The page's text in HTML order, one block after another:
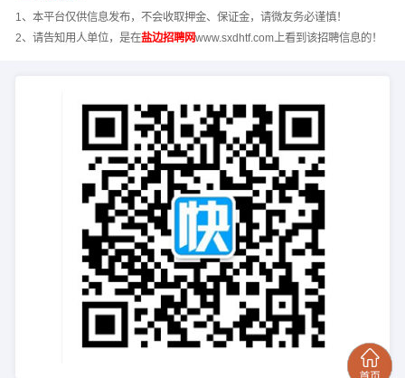
1、本平台仅供信息发布，不会收取押金、保证金，请微友务必谨慎！
2、请告知用人单位，是在盐边招聘网www.sxdhtf.com上看到该招聘信息的！